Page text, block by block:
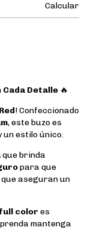
Calcular
Cada Detalle 🔥
! Confeccionado
, este buzo es
un estilo único.
que brinda
para que
que aseguran un
color es
mantenga